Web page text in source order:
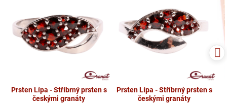
Prsten Lípa - Stříbrný prsten s
českými granáty
Prsten Lípa - Stříbrný prsten s
českými granáty